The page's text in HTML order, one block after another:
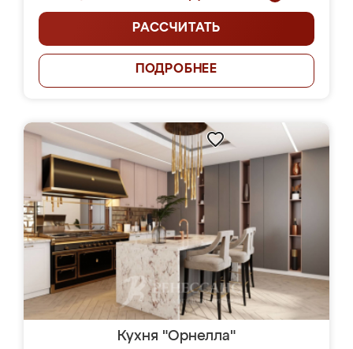
РАССЧИТАТЬ
ПОДРОБНЕЕ
Кухня "Орнелла"